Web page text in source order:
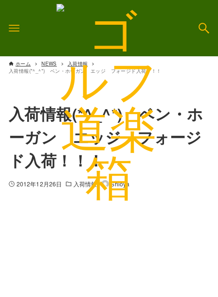
ホーム NEWS
入荷情報
入荷情報(*^_^*) ベン・ホーガン エッジ フォージド入荷！！！
入荷情報(*^_^*) ベン・ホ
ーガン エッジ フォージ
ド入荷！！！
2012年12月26日 入荷情報 Shioya